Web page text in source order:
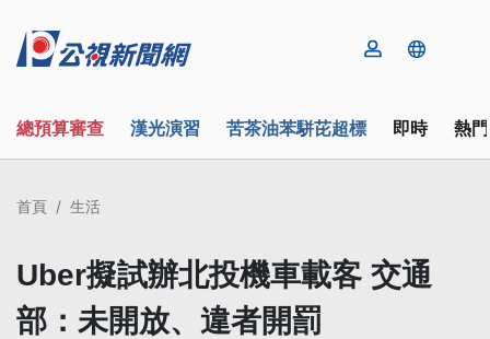
總預算審查 漢光演習 苦茶油苯駢芘超標 即時 熱
首頁 生活
Uber擬試辦北投機車載客 交通
部：未開放、違者開罰